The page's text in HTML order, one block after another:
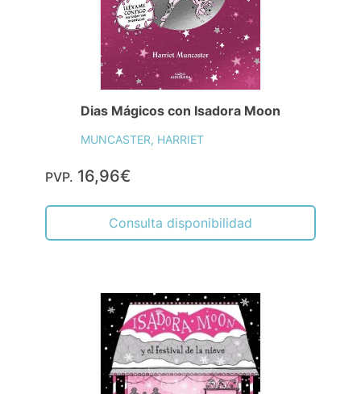
Dias Mágicos con Isadora Moon
MUNCASTER, HARRIET
PVP. 16,96€
Consulta disponibilidad